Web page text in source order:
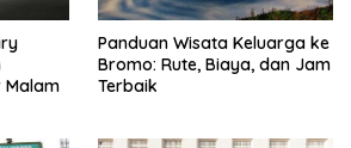
Malam
Panduan Wisata Keluarga ke
Bromo: Rute, Biaya, dan Jam
Terbaik